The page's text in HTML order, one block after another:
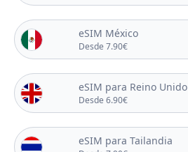
eSIM México
Desde 7.90€
eSIM para Reino Unido
Desde 6.90€
eSIM para Tailandia